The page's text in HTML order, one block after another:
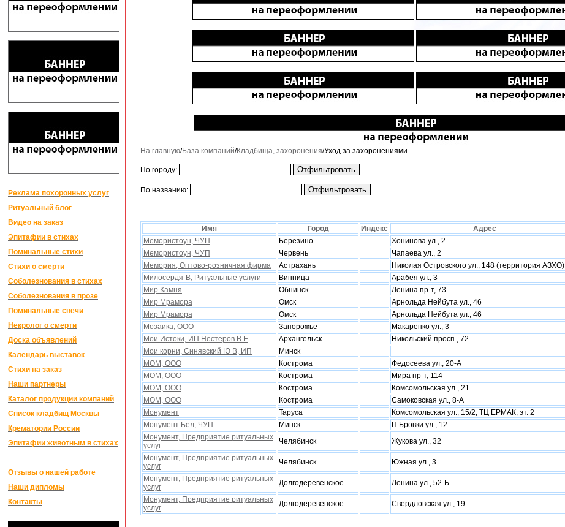
Реклама похоронных услуг
Ритуальный блог
Видео на заказ
Эпитафии в стихах
Поминальные стихи
Стихи о смерти
Соболезнования в стихах
Соболезнования в прозе
Поминальные свечи
Некролог о смерти
Доска объявлений
Календарь выставок
Стихи на заказ
Наши партнеры
Каталог продукции компаний
Список кладбищ Москвы
Крематории России
Эпитафии животным в стихах
Отзывы о нашей работе
Наши дипломы
Контакты
На главную/База компаний/Кладбища, захоронения/Уход за захоронениями
По городу:
По названию:
Имя Город Индекс Адрес
Мемористоун, ЧУП
Березино Хонинова ул., 2
Мемористоун, ЧУП
Червень Чапаева ул., 2
Мемория, Оптово-розничная фирма
Астрахань Николая Островского ул., 148 (территория АЗХО)
Милосердя-В, Ритуальные услуги
Винница Арабея ул., 3
Мир Камня
Обнинск Ленина пр-т, 73
Мир Мрамора
Омск Арнольда Нейбута ул., 46
Мир Мрамора
Омск Арнольда Нейбута ул., 46
Мозаика, ООО
Запорожье Макаренко ул., 3
Мои Истоки, ИП Нестеров В Е
Архангельск Никольский просп., 72
Мои корни, Синявский Ю В, ИП
Минск
МОМ, ООО
Кострома Федосеева ул., 20-А
МОМ, ООО
Кострома Мира пр-т, 114
МОМ, ООО
Кострома Комсомольская ул., 21
МОМ, ООО
Кострома Самоковская ул., 8-А
Монумент
Таруса Комсомольская ул., 15/2, ТЦ ЕРМАК, эт. 2
Монумент Бел, ЧУП
Минск П.Бровки ул., 12
Монумент, Предприятие ритуальныx
услуг
Челябинск Жукова ул., 32
Монумент, Предприятие ритуальныx
услуг
Челябинск Южная ул., 3
Монумент, Предприятие ритуальныx
услуг
Долгодеревенское Ленина ул., 52-Б
Монумент, Предприятие ритуальныx
услуг
Долгодеревенское Свердловская ул., 19